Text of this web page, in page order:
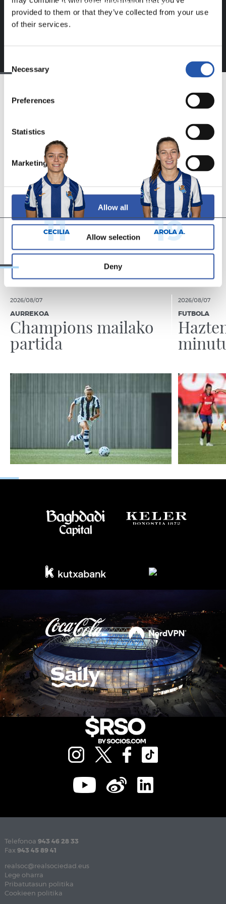
provided to them or that they’ve collected from your use
of their services.
Selection
Necessary
Preferences
Statistics
Marketing
Allow all
Allow selection
Deny
esklusiboaz disfrutatu ezazu!
CECILIA
11 AROLA A.
19
2026/08/07
AURREKOA
Champions mailako
partida
2026/08/07
FUTBOLA
Telefonoa 943 46 28 33
Fax 943 45 89 41
realsoc@realsociedad.eus
Lege oharra
Pribatutasun politika
Cookieen politika